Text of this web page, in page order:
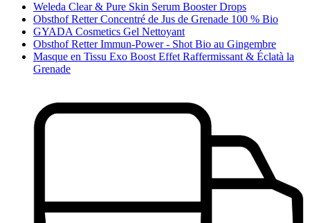
Weleda Clear & Pure Skin Serum Booster Drops
Obsthof Retter Concentré de Jus de Grenade 100 % Bio
GYADA Cosmetics Gel Nettoyant
Obsthof Retter Immun-Power - Shot Bio au Gingembre
Masque en Tissu Exo Boost Effet Raffermissant & Éclatà la
Grenade